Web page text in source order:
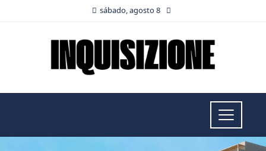
sábado, agosto 8